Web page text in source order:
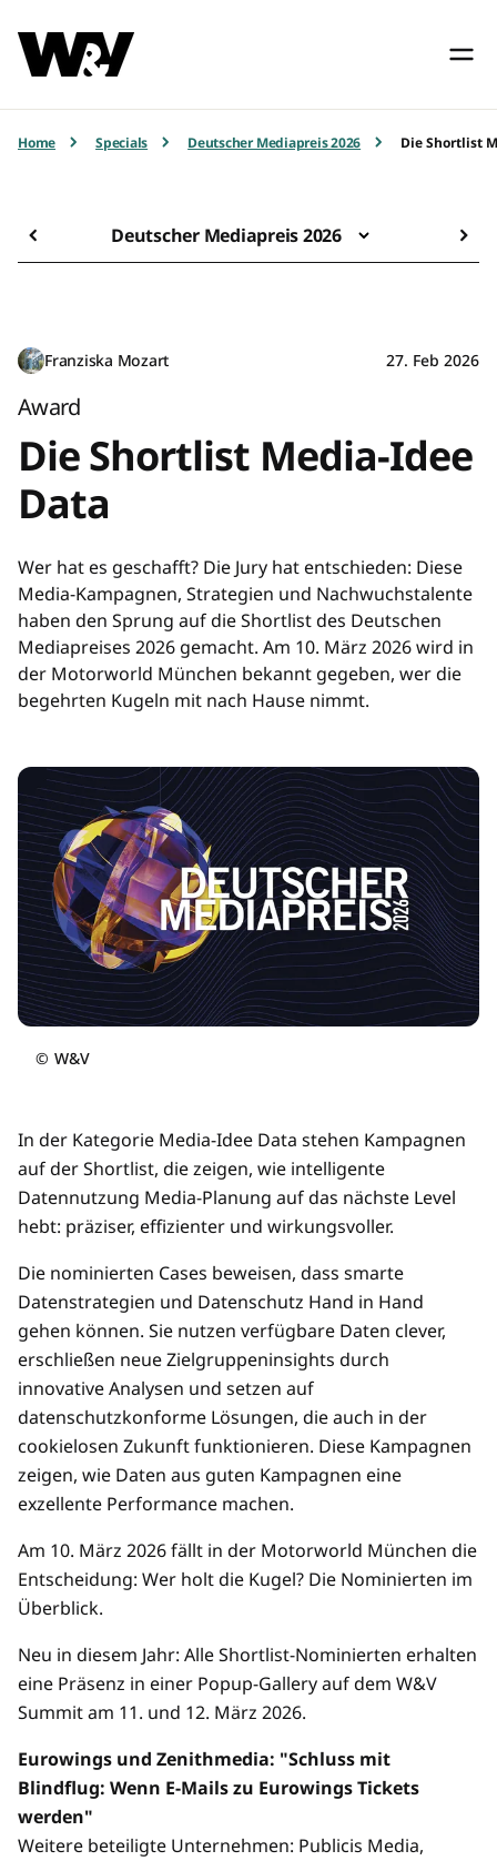
Home Specials Deutscher Mediapreis 2026 Die Shortlist
Deutscher Mediapreis 2026
Franziska Mozart 27. Feb 2026
Award
Die Shortlist Media-Idee
Data
Wer hat es geschafft? Die Jury hat entschieden: Diese
Media-Kampagnen, Strategien und Nachwuchstalente
haben den Sprung auf die Shortlist des Deutschen
Mediapreises 2026 gemacht. Am 10. März 2026 wird in
der Motorworld München bekannt gegeben, wer die
begehrten Kugeln mit nach Hause nimmt.
© W&V
In der Kategorie Media-Idee Data stehen Kampagnen
auf der Shortlist, die zeigen, wie intelligente
Datennutzung Media-Planung auf das nächste Level
hebt: präziser, effizienter und wirkungsvoller.
Die nominierten Cases beweisen, dass smarte
Datenstrategien und Datenschutz Hand in Hand
gehen können. Sie nutzen verfügbare Daten clever,
erschließen neue Zielgruppeninsights durch
innovative Analysen und setzen auf
datenschutzkonforme Lösungen, die auch in der
cookielosen Zukunft funktionieren. Diese Kampagnen
zeigen, wie Daten aus guten Kampagnen eine
exzellente Performance machen.
Am 10. März 2026 fällt in der Motorworld München die
Entscheidung: Wer holt die Kugel? Die Nominierten im
Überblick.
Neu in diesem Jahr: Alle Shortlist-Nominierten erhalten
eine Präsenz in einer Popup-Gallery auf dem W&V
Summit am 11. und 12. März 2026.
Eurowings und Zenithmedia: "Schluss mit
Blindflug: Wenn E-Mails zu Eurowings Tickets
werden"
Weitere beteiligte Unternehmen: Publicis Media,